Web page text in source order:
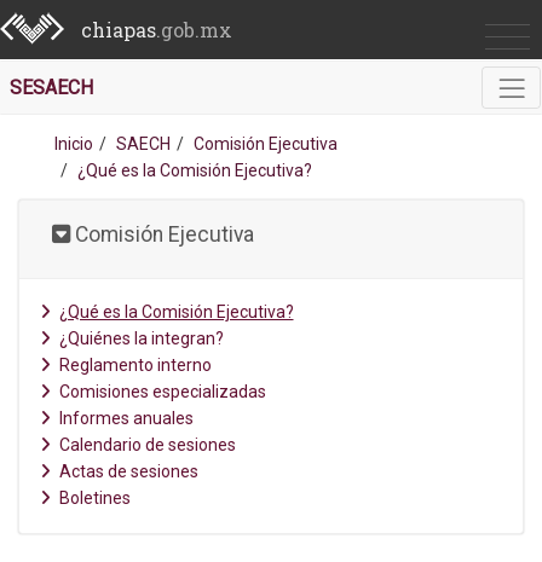
chiapas.gob.mx
SESAECH
Inicio SAECH
Comisión Ejecutiva
¿Qué es la Comisión Ejecutiva?
Comisión Ejecutiva
¿Qué es la Comisión Ejecutiva?
¿Quiénes la integran?
Reglamento interno
Comisiones especializadas
Informes anuales
Calendario de sesiones
Actas de sesiones
Boletines